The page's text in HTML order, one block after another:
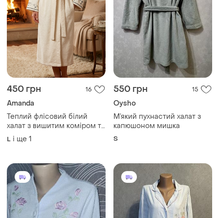
450 грн 16
Amanda
Теплий флісовий білий
халат з вишитим коміром та
манжетами теплий
м'якенький халат amanda
L і ще 1
550 грн 15
Oysho
М’який пухнастий халат з
капюшоном мишка
S